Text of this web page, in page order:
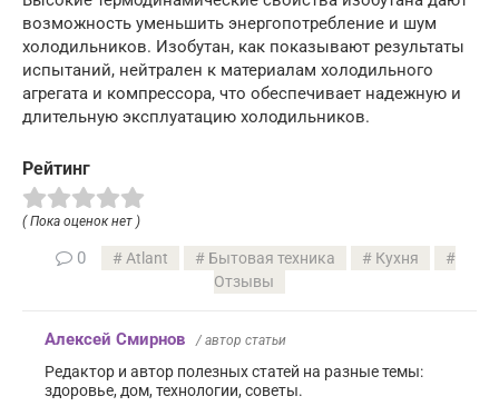
возможность уменьшить энергопотребление и шум
холодильников. Изобутан, как показывают результаты
испытаний, нейтрален к материалам холодильного
агрегата и компрессора, что обеспечивает надежную и
длительную эксплуатацию холодильников.
Рейтинг
( Пока оценок нет )
0 Atlant Бытовая техника
Кухня
Отзывы
Алексей Смирнов / автор статьи
Редактор и автор полезных статей на разные темы:
здоровье, дом, технологии, советы.